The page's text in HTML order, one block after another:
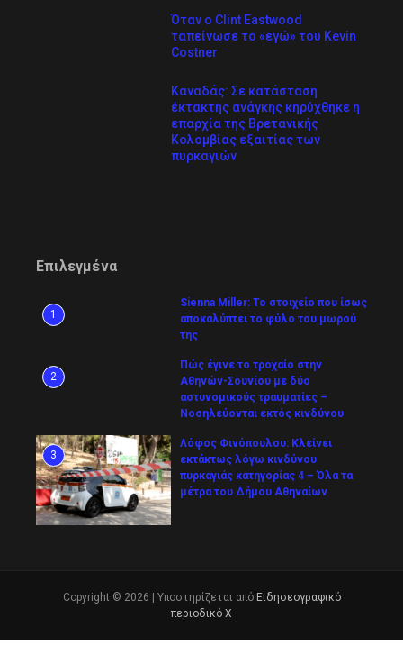
Όταν ο Clint Eastwood
ταπείνωσε το «εγώ» του Kevin
Costner
Καναδάς: Σε κατάσταση
έκτακτης ανάγκης κηρύχθηκε η
επαρχία της Βρετανικής
Κολομβίας εξαιτίας των
πυρκαγιών
Επιλεγμένα
1
Sienna Miller: Το στοιχείο που ίσως
αποκαλύπτει το φύλο του μωρού
της
2
Πώς έγινε το τροχαίο στην
Αθηνών-Σουνίου με δύο
αστυνομικούς τραυματίες –
Νοσηλεύονται εκτός κινδύνου
3
Λόφος Φινόπουλου: Κλείνει
εκτάκτως λόγω κινδύνου
πυρκαγιάς κατηγορίας 4 – Όλα τα
μέτρα του Δήμου Αθηναίων
Copyright © 2026 | Υποστηρίζεται από Ειδησεογραφικό
περιοδικό Χ